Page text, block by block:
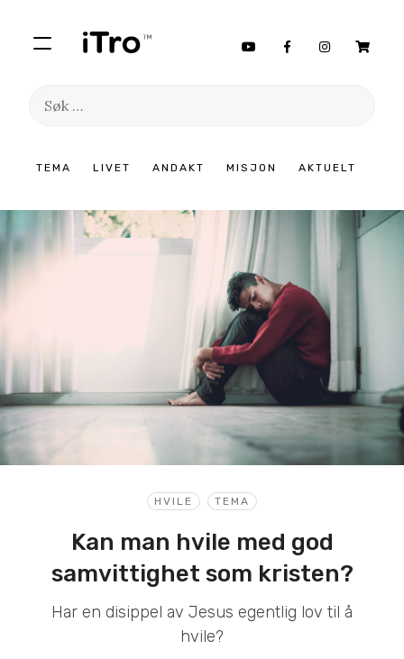
TEMA LIVET ANDAKT MISJON AKTUELT
Søk
innhold
HVILE TEMA
Kan man hvile med god
samvittighet som kristen?
Har en disippel av Jesus egentlig lov til å
hvile?